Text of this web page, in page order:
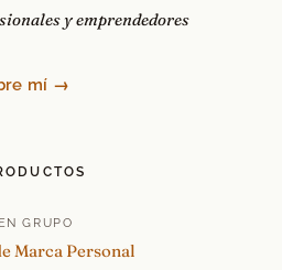
y emprendedores
mí →
EN GRUPO
Marca Personal